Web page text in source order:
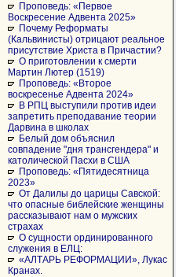
Проповедь: «Первое
Воскресение Адвента 2025»
Почему Реформаты
(Кальвинисты) отрицают реальное
присутствие Христа в Причастии?
О приготовлении к смерти
Мартин Лютер (1519)
Проповедь: «Второе
воскресенье Адвента 2024»
В РПЦ выступили против идеи
запретить преподавание теории
Дарвина в школах
Белый дом объяснил
совпадение "дня трансгендера" и
католической Пасхи в США
Проповедь: «Пятидесятница
2023»
От Далилы до царицы Савской:
что опасные библейские женщины
рассказывают нам о мужских
страхах
О сущности ординированного
служения в ЕЛЦ:
«АЛТАРЬ РЕФОРМАЦИИ», Лукас
Кранах.